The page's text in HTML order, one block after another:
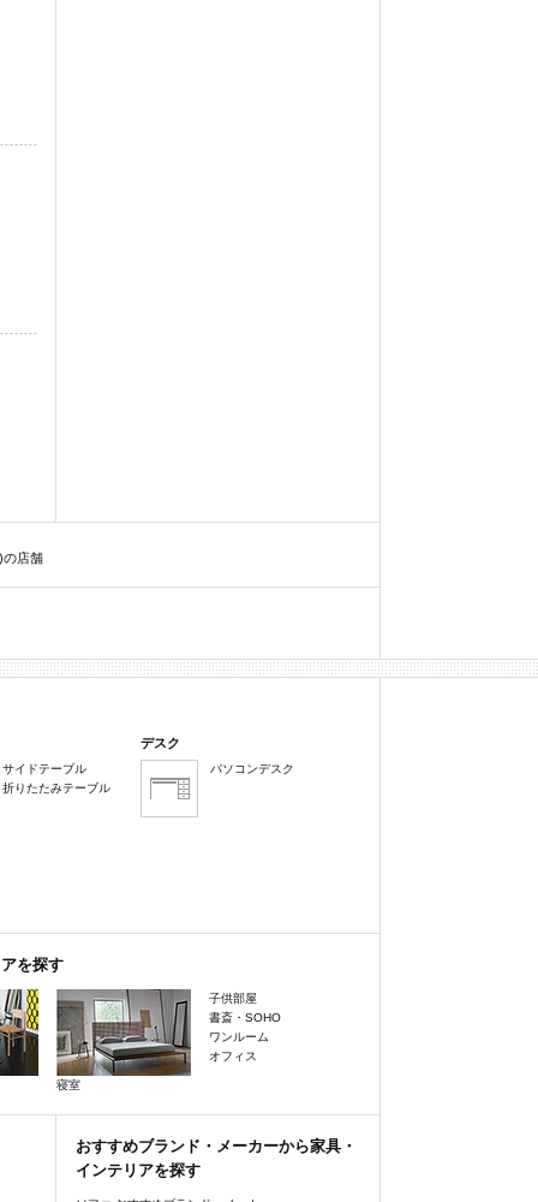
の店舗
サイドテーブル
折りたたみテーブル
デスク
パソコンデスク
を探す
寝室
子供部屋
書斎・SOHO
ワンルーム
オフィス
おすすめブランド・メーカーから家具・
インテリアを探す